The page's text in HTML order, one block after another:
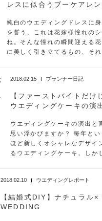
レスに似合うブーケアレン
純白のウエディングドレスに
を誓う、これは花嫁様憧れの
ね。そんな憧れの瞬間迎える
に美しく引き立てるもの、そ
2018.02.15 プランナー日記
【ファーストバイトだけ
ウエディングケーキの演
ウエディングケーキの演出と
思い浮かびますか？ 毎年とい
ほど新しくオシャレなデザイ
るウエディングケーキ。しか
2018.02.10 ウエディングレポート
【結婚式DIY】ナチュラル×
WEDDING